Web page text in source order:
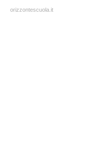
orizzontescuola.it